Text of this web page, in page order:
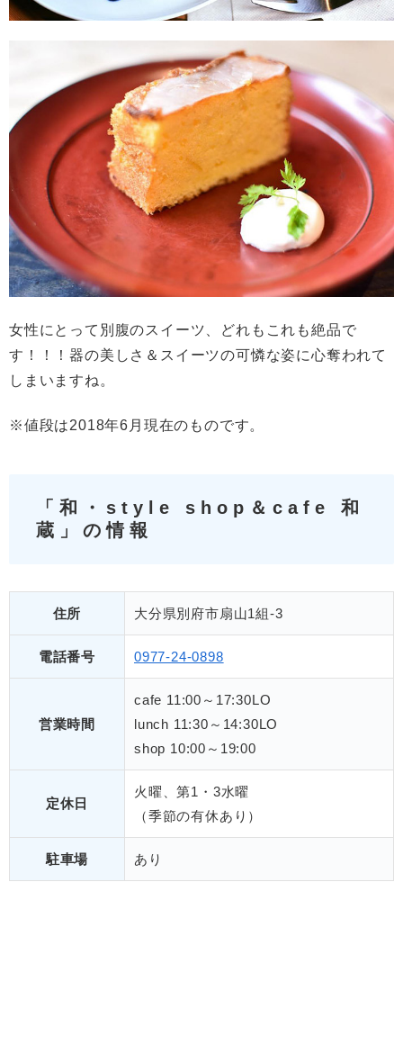
女性にとって別腹のスイーツ、どれもこれも絶品で
す！！！器の美しさ＆スイーツの可憐な姿に心奪われて
しまいますね。
※値段は2018年6月現在のものです。
「和・style shop＆cafe 和
蔵」の情報
住所 大分県別府市扇山1組-3
電話番号 0977-24-0898
営業時間
cafe 11:00～17:30LO
lunch 11:30～14:30LO
shop 10:00～19:00
定休日
火曜、第1・3水曜
（季節の有休あり）
駐車場 あり